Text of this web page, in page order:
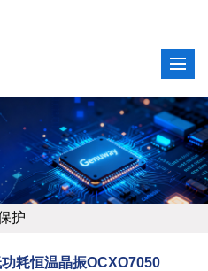
护
耗恒温晶振OCXO7050